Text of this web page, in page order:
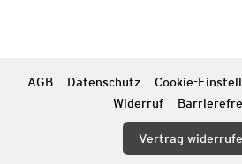
AGB Datenschutz Cookie-
Widerruf
Vertrag